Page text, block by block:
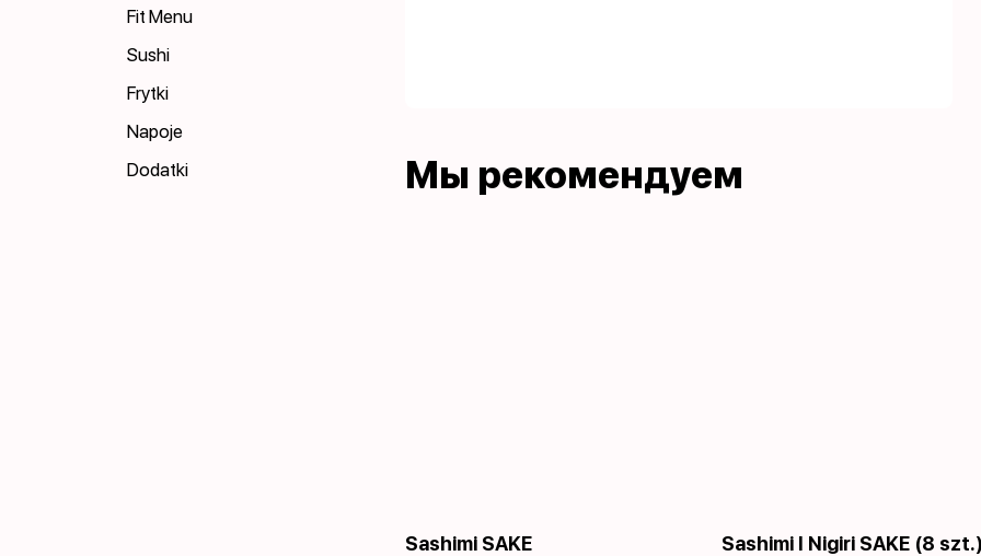
Fit Menu
Sushi
Frytki
Napoje
Dodatki
Мы рекомендуем
Sashimi SAKE Sashimi I Nigiri SAKE (8 szt.)